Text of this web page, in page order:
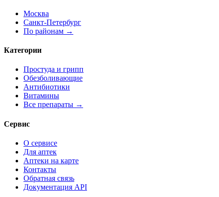
Москва
Санкт-Петербург
По районам →
Категории
Простуда и грипп
Обезболивающие
Антибиотики
Витамины
Все препараты →
Сервис
О сервисе
Для аптек
Аптеки на карте
Контакты
Обратная связь
Документация API